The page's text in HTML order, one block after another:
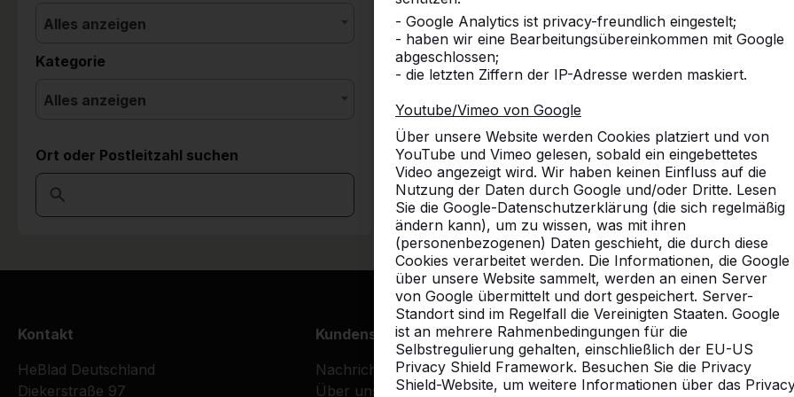
- Google Analytics ist privacy-freundlich eingestelt;
- haben wir eine Bearbeitungsübereinkommen mit Google
abgeschlossen;
- die letzten Ziffern der IP-Adresse werden maskiert.
Youtube/Vimeo von Google
Über unsere Website werden Cookies platziert und von
YouTube und Vimeo gelesen, sobald ein eingebettetes
Video angezeigt wird. Wir haben keinen Einfluss auf die
Nutzung der Daten durch Google und/oder Dritte. Lesen
Sie die Google-Datenschutzerklärung (die sich regelmäßig
ändern kann), um zu wissen, was mit ihren
(personenbezogenen) Daten geschieht, die durch diese
Cookies verarbeitet werden. Die Informationen, die Google
über unsere Website sammelt, werden an einen Server
von Google übermittelt und dort gespeichert. Server-
Standort sind im Regelfall die Vereinigten Staaten. Google
ist an mehrere Rahmenbedingungen für die
Selbstregulierung gehalten, einschließlich der EU-US
Privacy Shield Framework. Besuchen Sie die Privacy
Shield-Website, um weitere Informationen über das
Alles anzeigen
Kategorie
Alles anzeigen
Ort oder Postleitzahl suchen
Kontakt
HeBlad Deutschland
Diekerstraße 97
Kundenservice
Nachrichten
Über uns
Kategorien
Tischtennistische
Fußvolleyball